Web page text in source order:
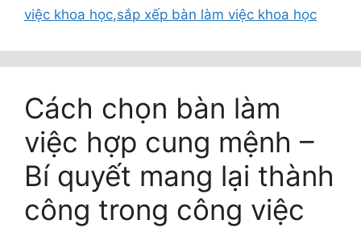
việc khoa học,sắp xếp bàn làm việc khoa học
Cách chọn bàn làm
việc hợp cung mệnh –
Bí quyết mang lại thành
công trong công việc